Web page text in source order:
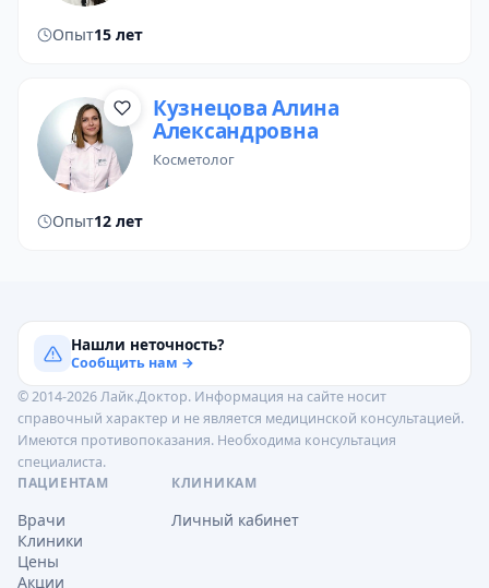
Опыт15 лет
Кузнецова Алина
Александровна
косметолог
Опыт12 лет
Нашли неточность?
Сообщить нам →
© 2014-2026 Лайк.Доктор. Информация на сайте носит
справочный характер и не является медицинской консультацией.
Имеются противопоказания. Необходима консультация
специалиста.
ПАЦИЕНТАМ
Врачи
Клиники
Цены
Акции
КЛИНИКАМ
Личный кабинет